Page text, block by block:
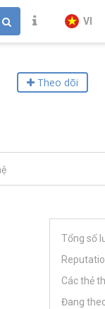
VI
Theo dõi
Tổng số
Các thẻ
Đang